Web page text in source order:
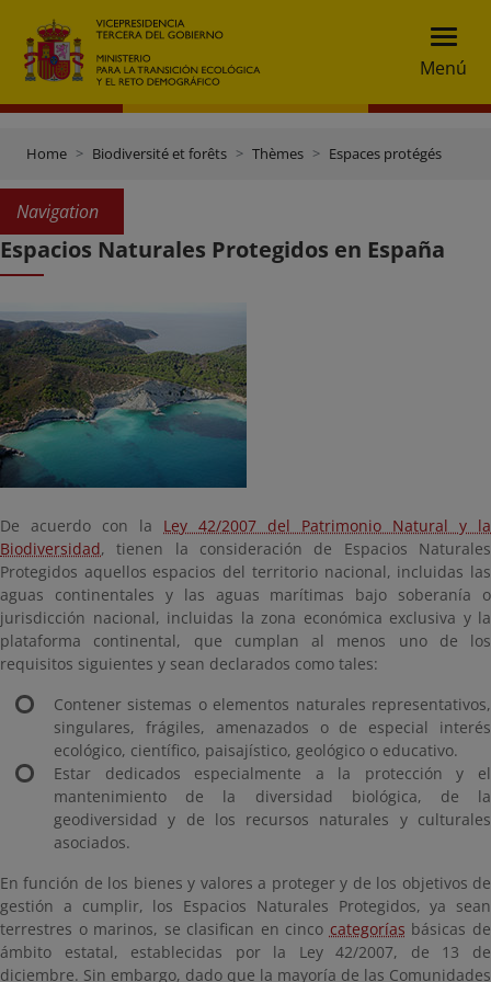
Menú
Home Biodiversité et forêts Thèmes Espaces protégés
Navigation
Espacios Naturales Protegidos en España
De acuerdo con la Ley 42/2007 del Patrimonio Natural y la
Biodiversidad, tienen la consideración de Espacios Naturales
Protegidos aquellos espacios del territorio nacional, incluidas las
aguas continentales y las aguas marítimas bajo soberanía o
jurisdicción nacional, incluidas la zona económica exclusiva y la
plataforma continental, que cumplan al menos uno de los
requisitos siguientes y sean declarados como tales:
Contener sistemas o elementos naturales representativos,
singulares, frágiles, amenazados o de especial interés
ecológico, científico, paisajístico, geológico o educativo.
Estar dedicados especialmente a la protección y el
mantenimiento de la diversidad biológica, de la
geodiversidad y de los recursos naturales y culturales
asociados.
En función de los bienes y valores a proteger y de los objetivos de
gestión a cumplir, los Espacios Naturales Protegidos, ya sean
terrestres o marinos, se clasifican en cinco categorías básicas de
ámbito estatal, establecidas por la Ley 42/2007, de 13 de
diciembre. Sin embargo, dado que la mayoría de las Comunidades